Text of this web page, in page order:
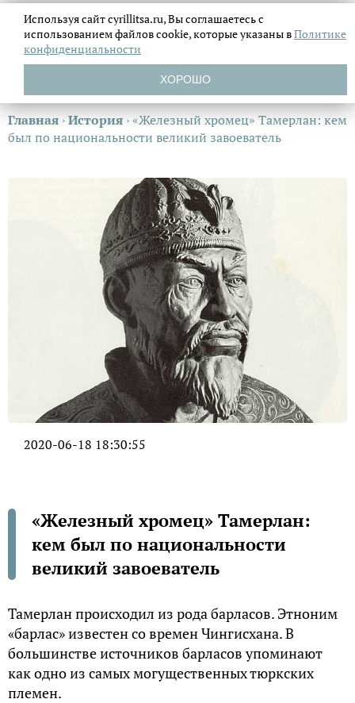
Главная ›История ›«Железный хромец» Тамерлан: кем
был по национальности великий завоеватель
2020-06-18 18:30:55
«Железный хромец» Тамерлан:
кем был по национальности
великий завоеватель
Тамерлан происходил из рода барласов. Этноним
«барлас» известен со времен Чингисхана. В
большинстве источников барласов упоминают
как одно из самых могущественных тюркских
племен.
Используя сайт cyrillitsa.ru, Вы соглашаетесь с
использованием файловcookie, которые указаны вПолитике
конфиденциальности
ХОРОШО